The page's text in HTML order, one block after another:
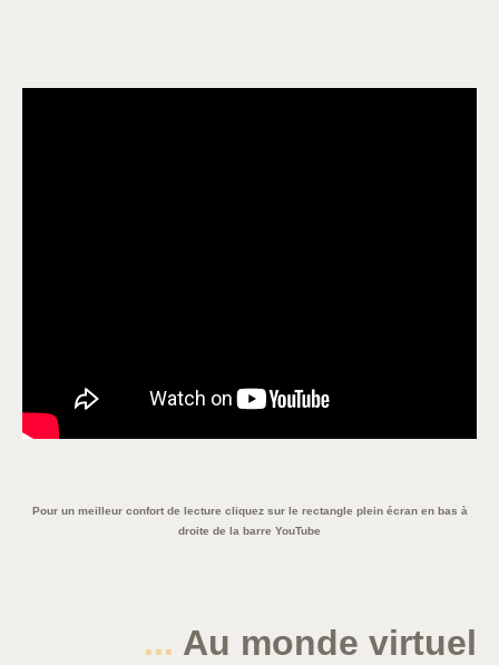
Pour un meilleur confort de lecture cliquez sur le rectangle plein écran en bas à
droite de la barre YouTube
... Au monde virtuel